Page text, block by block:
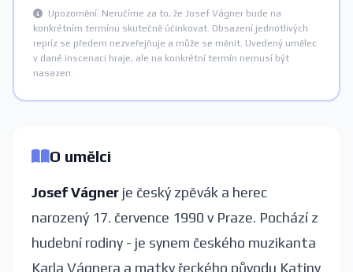
Upozornění: Neručíme za to, že Josef Vágner bude na
konkrétním termínu skutečně účinkovat. Obsazení jednotlivých
repríz se předem nezveřejňuje a může se měnit. Uvedený umělec
v dané inscenaci hraje, ale na konkrétní termín nemusí být
nasazen.
O umělci
Josef Vágner je český zpěvák a herec
narozený 17. července 1990 v Praze. Pochází z
hudební rodiny - je synem českého muzikanta
Karla Vágnera a matky řeckého původu Katiny